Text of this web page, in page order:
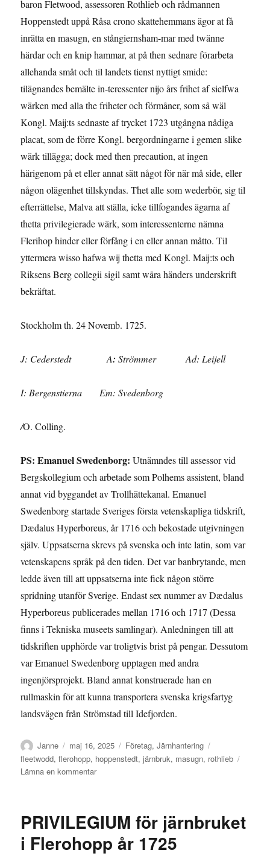
baron Fletwood, assessoren Rothlieb och rådmannen
Hoppenstedt up­på Råsa crono skattehemmans ägor at få
inrätta en masugn, en stångiernsham-mar med twänne
härdar och en knip hammar, at på then sednare förarbeta
allehanda småt och til landets tienst nyttigt smide:
tilägnandes bemälte in-teressenter nijo års frihet af sielfwa
wärken med alla the friheter och förmåner, som så wäl
Kongl. Maij:ts sednaste af trycket 1723 utgångna nådiga
placat, som de förre Kongl. bergordningarne i gemen slike
wärk tillägga; dock med then precaution, at ingen
härigenom på et eller annat sätt något för när må side, eller
någon olägenhet tillskyndas. Thet alle som wederbör, sig til
efter­rättelse, Malva att ställa, icke tillfogandes ägarna af
thetta privilegierade wärk, som interessenterne nämna
Flerihop hinder eller förfång i en eller annan måtto. Til
yttermera wisso hafwa wij thetta med Kongl. Maij:ts och
Riksens Berg collegii sigil samt wåra händers underskrift
bekräftat.
Stockholm th. 24 Novemb. 1725.
J: Cederstedt A:Strömmer Ad: Leijell
I: Bergenstierna Em: Svedenborg
/O. Colling.
PS: Emanuel Swedenborg: Utnämndes till assessor vid
Bergskollegium och arbetade som Polhems assistent, bland
annat vid byggandet av Trollhättekanal. Emanuel
Swedenborg startade Sveriges första vetenskapliga tidskrift,
Dædalus Hyperboreus, år 1716 och bekostade utgivningen
själv. Uppsatserna skrevs på svenska och inte latin, som var
vetenskapens språk på den tiden. Det var banbrytande, men
ledde även till att uppsatserna inte fick någon större
spridning utanför Sverige. Endast sex nummer av Dædalus
Hyperboreus publicerades mellan 1716 och 1717 (Dessa
finns i Tekniska museets samlingar). Anledningen till att
tidskriften upphörde var troligtvis brist på pengar. Dessutom
var Emanuel Swedenborg upptagen med andra
ingenjörsprojekt. Bland annat konstruerade han en
rullmaskin för att kunna transportera svenska krigsfartyg
landsvägen från Strömstad till Idefjorden.
Författare
Janne
Publicerat
den
maj 16, 2025 Kategorier
Företag,Järnhantering
fleetwodd,flerohopp, hoppenstedt,järnbruk, masugn, rothlieb
Lämna en kommentartill
i
Flerohopp
PRIVILEGIUM för järnbruket
i Flerohopp år 1725